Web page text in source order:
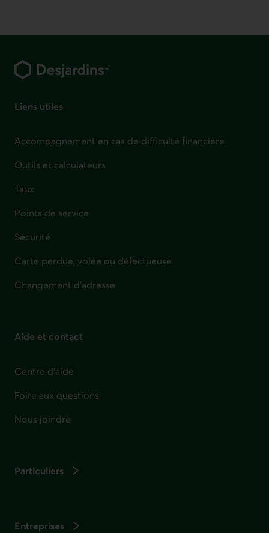
Liens utiles
Accompagnement en cas de difficulté financière
Outils et calculateurs
Taux
Points de service
Sécurité
Carte perdue, volée ou défectueuse
Changement d'adresse
Aide et contact
Centre d'aide
Foire aux questions
Nous joindre
Particuliers
Entreprises